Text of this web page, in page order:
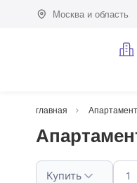
Москва и область
главная
Купить 1